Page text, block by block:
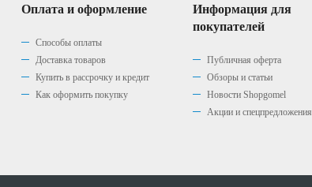
Оплата и оформление
Способы оплаты
Доставка товаров
Купить в рассрочку и кредит
Как оформить покупку
Информация для
покупателей
Публичная оферта
Обзоры и статьи
Новости Shopgomel
Акции и спецпредложения